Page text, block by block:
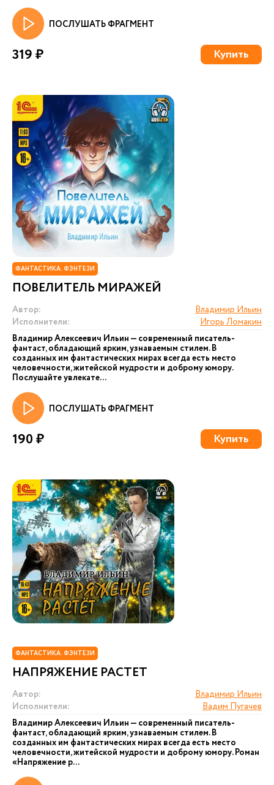
ПОСЛУШАТЬ ФРАГМЕНТ
319 ₽ Купить
ФАНТАСТИКА. ФЭНТЕЗИ
ПОВЕЛИТЕЛЬ МИРАЖЕЙ
Автор:
Владимир Ильин
Исполнители:
Игорь Ломакин
Владимир Алексеевич Ильин — современный писатель-
фантаст, обладающий ярким, узнаваемым стилем. В
созданных им фантастических мирах всегда есть место
человечности, житейской мудрости и доброму юмору.
Послушайте увлекате...
ПОСЛУШАТЬ ФРАГМЕНТ
190 ₽ Купить
ФАНТАСТИКА. ФЭНТЕЗИ
НАПРЯЖЕНИЕ РАСТЕТ
Автор:
Владимир Ильин
Исполнители:
Вадим Пугачев
Владимир Алексеевич Ильин — современный писатель-
фантаст, обладающий ярким, узнаваемым стилем. В
созданных им фантастических мирах всегда есть место
человечности, житейской мудрости и доброму юмору. Роман
«Напряжение р...